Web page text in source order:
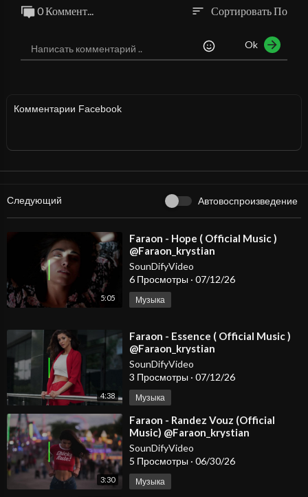
0 Коммент... sort Сортировать По
Ok
Комментарии Facebook
Следующий Автовоспроизведение
5:05
⁣Faraon - Hope ( Official Music )
@Faraon_krystian
SounDifyVideo
6 Просмотры · 07/12/26
Музыка
4:38
⁣Faraon - Essence ( Official Music )
@Faraon_krystian
SounDifyVideo
3 Просмотры · 07/12/26
Музыка
3:30
⁣Faraon - Randez Vouz (Official
Music) @Faraon_krystian
SounDifyVideo
5 Просмотры · 06/30/26
Музыка